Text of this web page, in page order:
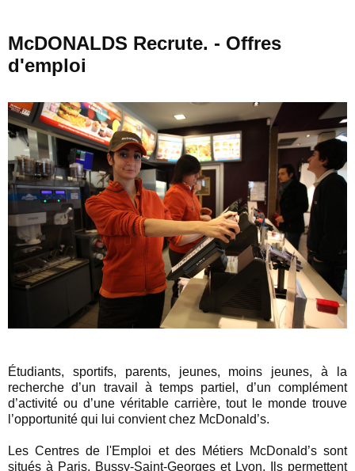
McDONALDS Recrute. - Offres
d'emploi
Étudiants, sportifs, parents, jeunes, moins jeunes, à la
recherche d’un travail à temps partiel, d’un complément
d’activité ou d’une véritable carrière, tout le monde trouve
l’opportunité qui lui convient chez McDonald’s.
Les Centres de l'Emploi et des Métiers McDonald’s sont
situés à Paris, Bussy-Saint-Georges et Lyon. Ils permettent